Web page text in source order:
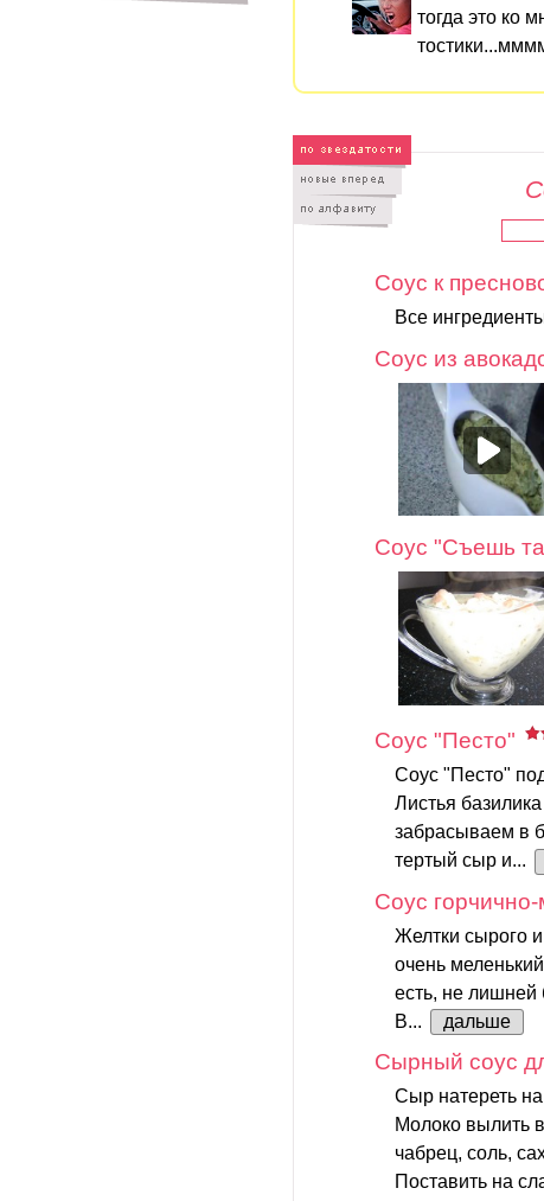
тогда это ко
Соус к
Все
Соус из
Соус "Съешь
Соус "Песто"
Соус "Песто"
Листья
забрасываем в
тертый сыр и...
Соус
Желтки сырого и
очень
есть, не лишней
В...
дальше
Сырный соус
Сыр натереть на
Молоко вылить
чабрец, соль,
Поставить на